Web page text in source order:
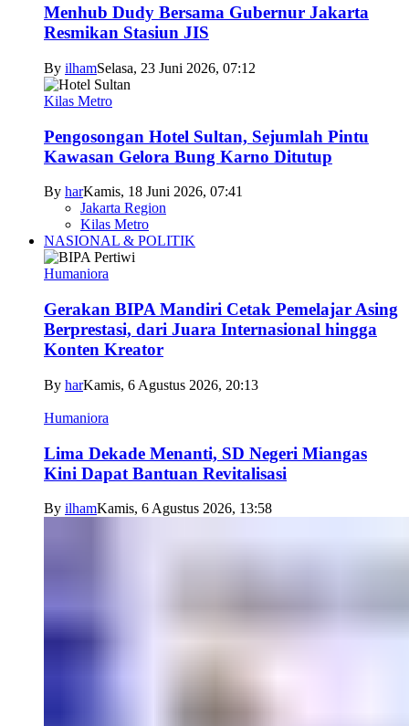
Menhub Dudy Bersama Gubernur Jakarta
Resmikan Stasiun JIS
By ilhamSelasa, 23 Juni 2026, 07:12
Kilas Metro
Pengosongan Hotel Sultan, Sejumlah Pintu
Kawasan Gelora Bung Karno Ditutup
By harKamis, 18 Juni 2026, 07:41
Jakarta Region
Kilas Metro
NASIONAL & POLITIK
Humaniora
Gerakan BIPA Mandiri Cetak Pemelajar Asing
Berprestasi, dari Juara Internasional hingga
Konten Kreator
By harKamis, 6 Agustus 2026, 20:13
Humaniora
Lima Dekade Menanti, SD Negeri Miangas
Kini Dapat Bantuan Revitalisasi
By ilhamKamis, 6 Agustus 2026, 13:58